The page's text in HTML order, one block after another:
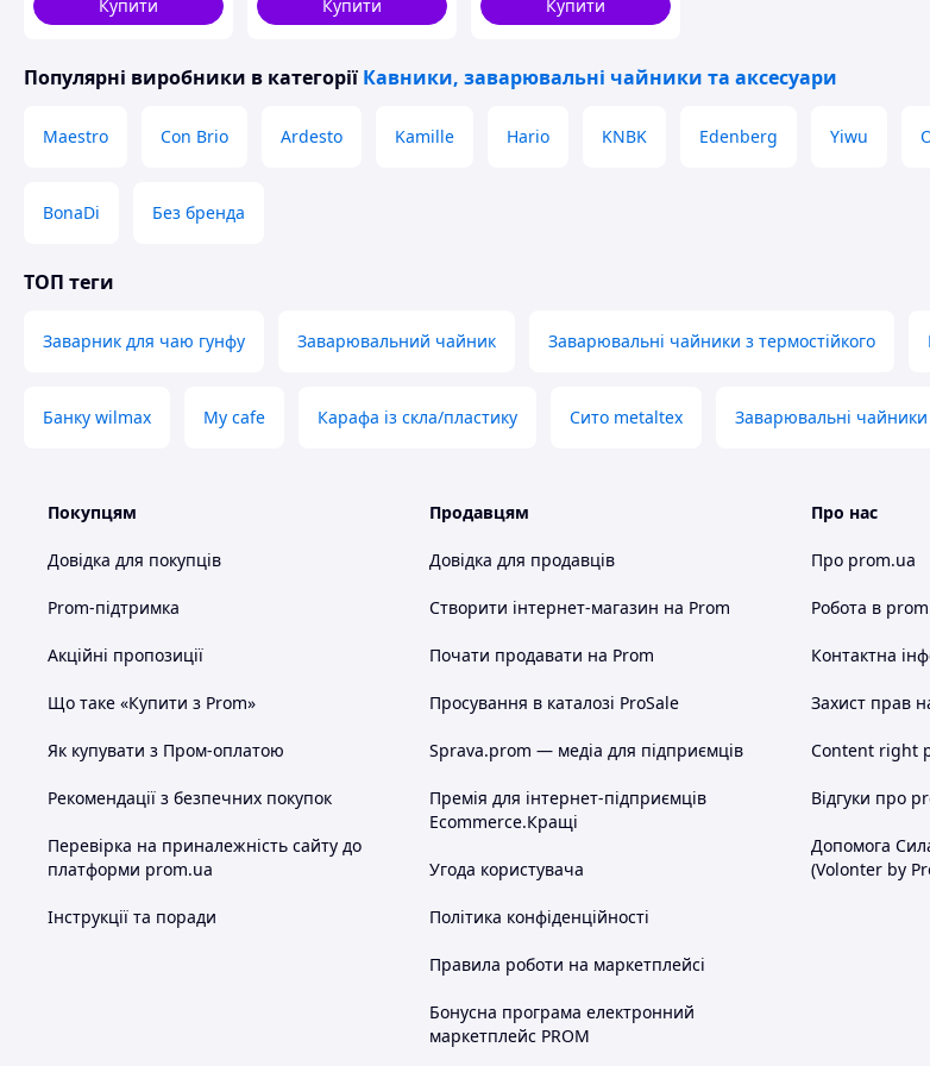
Купити
Купити
Купити
Популярні виробники в категорії Кавники, заварювальні чайники та аксесуари
Maestro Con Brio Ardesto Kamille Hario KNBK Edenberg Yiwu
BonaDi Без бренда
ТОП теги
Заварник для чаю гунфу Заварювальний чайник Заварювальні чайники з термостійкого
Банку wilmax My cafe Карафа із скла/пластику Сито metaltex Заварювальні
Покупцям
Довідка для покупців
Prom-підтримка
Акційні пропозиції
Що таке «Купити з Prom»
Як купувати з Пром-оплатою
Рекомендації з безпечних покупок
Перевірка на приналежність сайту до
платформи prom.ua
Інструкції та поради
Продавцям
Довідка для продавців
Створити інтернет-магазин на Prom
Почати продавати на Prom
Просування в каталозі ProSale
Sprava.prom — медіа для підприємців
Премія для інтернет-підприємців
Ecommerce.Кращі
Угода користувача
Політика конфіденційності
Правила роботи на маркетплейсі
Бонусна програма електронний
маркетплейс PROM
Про нас
Про prom.ua
Робота в
Контактна
Захист прав
Content right
Відгуки про
Допомога
(Volonter by